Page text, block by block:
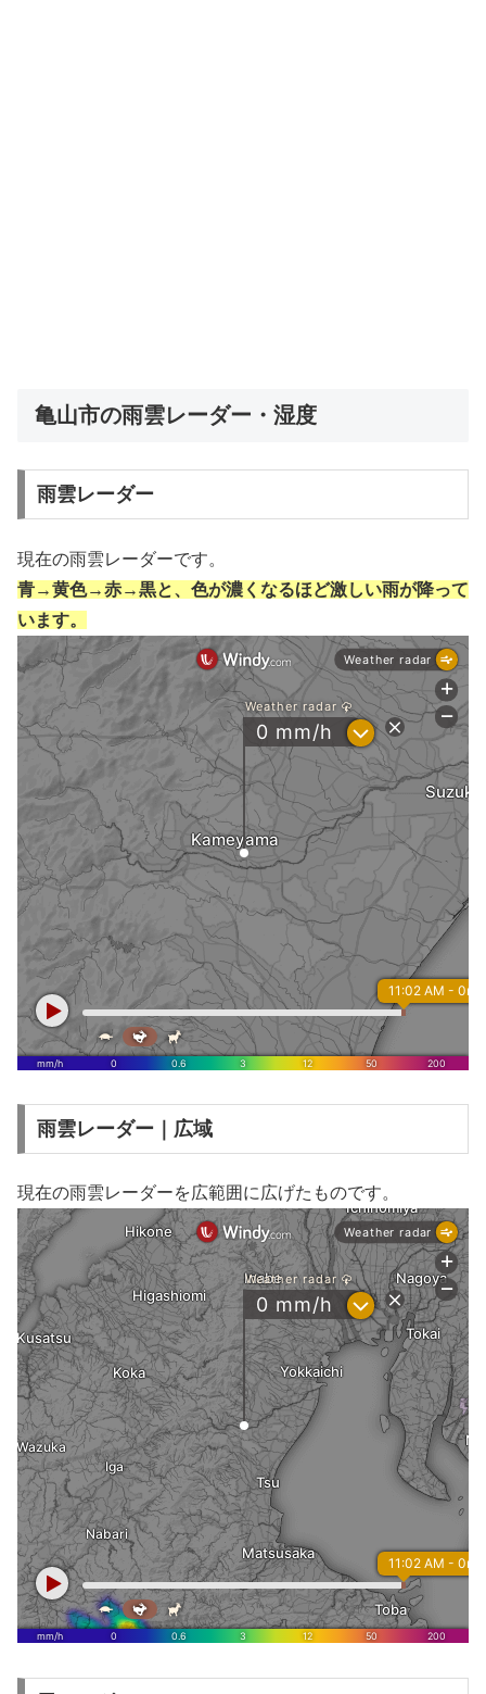
亀山市の雨雲レーダー・湿度
雨雲レーダー
現在の雨雲レーダーです。
青→黄色→赤→黒と、色が濃くなるほど激しい雨が降って
います。
雨雲レーダー｜広域
現在の雨雲レーダーを広範囲に広げたものです。